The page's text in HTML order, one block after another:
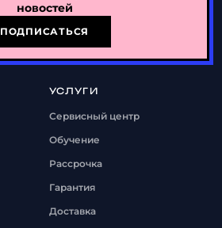
новостей
ПОДПИСАТЬСЯ
УСЛУГИ
Сервисный центр
Обучение
Рассрочка
Гарантия
Доставка